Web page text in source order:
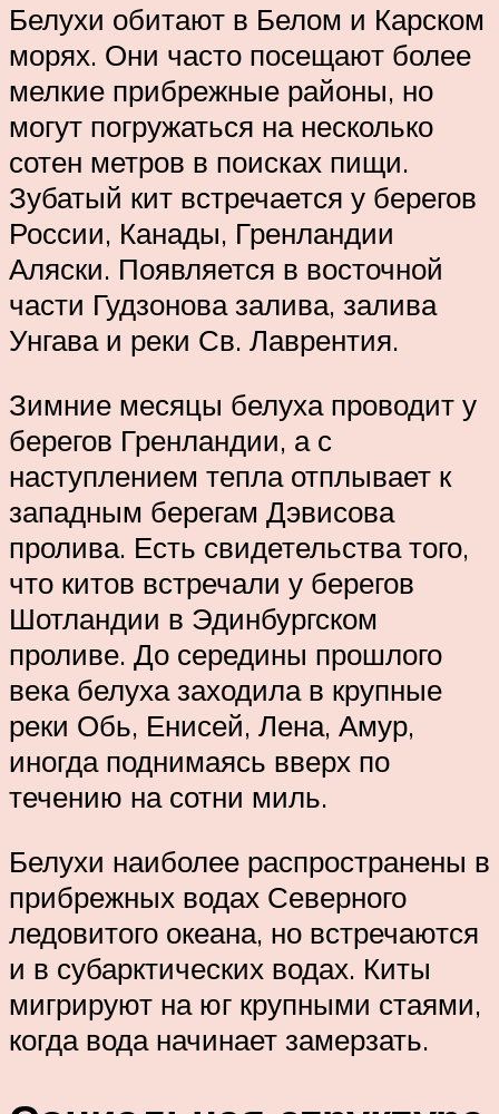
Белухи обитают в Белом и Карском
морях. Они часто посещают более
мелкие прибрежные районы, но
могут погружаться на несколько
сотен метров в поисках пищи.
Зубатый кит встречается у берегов
России, Канады, Гренландии
Аляски. Появляется в восточной
части Гудзонова залива, залива
Унгава и реки Св. Лаврентия.
Зимние месяцы белуха проводит у
берегов Гренландии, а с
наступлением тепла отплывает к
западным берегам Дэвисова
пролива. Есть свидетельства того,
что китов встречали у берегов
Шотландии в Эдинбургском
проливе. До середины прошлого
века белуха заходила в крупные
реки Обь, Енисей, Лена, Амур,
иногда поднимаясь вверх по
течению на сотни миль.
Белухи наиболее распространены в
прибрежных водах Северного
ледовитого океана, но встречаются
и в субарктических водах. Киты
мигрируют на юг крупными стаями,
когда вода начинает замерзать.